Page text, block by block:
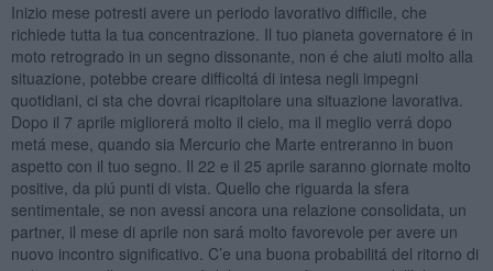
Inizio mese potresti avere un periodo lavorativo difficile, che
richiede tutta la tua concentrazione. Il tuo pianeta governatore é in
moto retrogrado in un segno dissonante, non é che aiuti molto alla
situazione, potebbe creare difficoltá di intesa negli impegni
quotidiani, ci sta che dovrai ricapitolare una situazione lavorativa.
Dopo il 7 aprile migliorerá molto il cielo, ma il meglio verrá dopo
metá mese, quando sia Mercurio che Marte entreranno in buon
aspetto con il tuo segno. Il 22 e il 25 aprile saranno giornate molto
positive, da piú punti di vista. Quello che riguarda la sfera
sentimentale, se non avessi ancora una relazione consolidata, un
partner, il mese di aprile non sará molto favorevole per avere un
nuovo incontro significativo. C’e una buona probabilitá del ritorno di